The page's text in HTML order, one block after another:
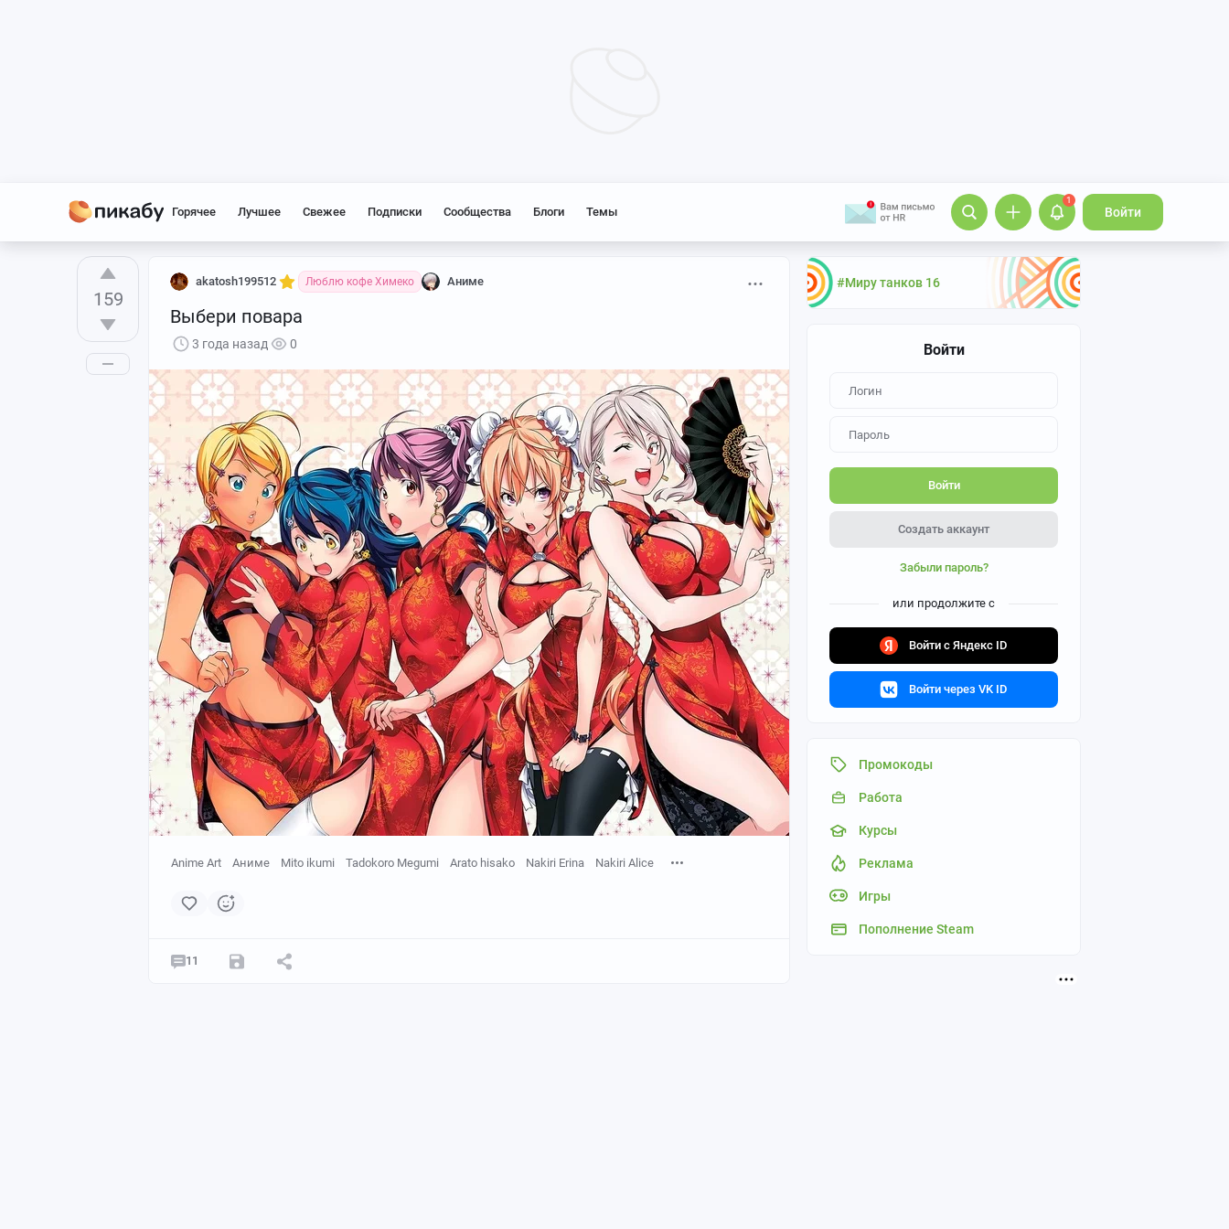
Горячее Лучшее Свежее Подписки Сообщества Блоги Темы
1
Войти
#Миру танков 16
Войти
Войти
Создать аккаунт
Забыли пароль?
или продолжите с
Войти с Яндекс ID
Войти через VK ID
Промокоды
Работа
Курсы
Реклама
Игры
Пополнение Steam
159
akatosh199512 Люблю кофе Химеко Аниме
Выбери повара
3 года назад 0
Anime Art Аниме Mito ikumi Tadokoro Megumi Arato hisako Nakiri Erina Nakiri Alice
11